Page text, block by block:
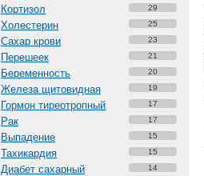
Кортизол 29
Холестерин 25
Сахар крови 23
Перешеек 21
Беременность 20
Железа щитовидная 19
Гормон тиреотропный 17
Рак 17
Выпадение 15
Тахикардия 15
Диабет сахарный 14